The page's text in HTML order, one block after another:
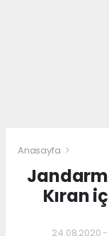
Anasayfa
Kıran
24.08.2020 -